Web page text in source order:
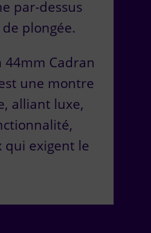
par-dessus
plongée.
44mm Cadran
une montre
alliant luxe,
qui exigent le